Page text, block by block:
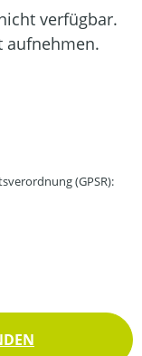
verfügbar.
aufnehmen.
(GPSR):